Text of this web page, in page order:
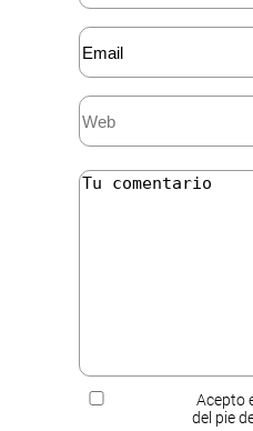
Acepto
del pie